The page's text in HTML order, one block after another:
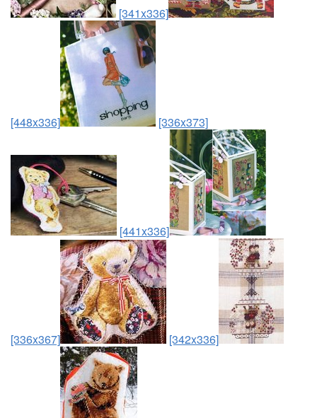
[341x336]
[448x336] [336x373]
[441x336]
[336x367] [342x336]